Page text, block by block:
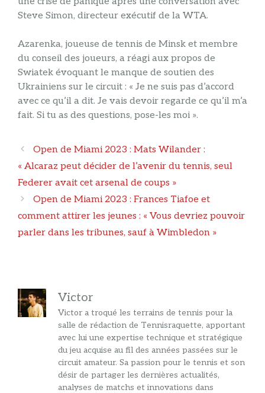
Steve Simon, directeur exécutif de la WTA.
Azarenka, joueuse de tennis de Minsk et membre
du conseil des joueurs, a réagi aux propos de
Swiatek évoquant le manque de soutien des
Ukrainiens sur le circuit : « Je ne suis pas d’accord
avec ce qu’il a dit. Je vais devoir regarde ce qu’il m’a
fait. Si tu as des questions, pose-les moi ».
Navigation
des
Open de Miami 2023 : Mats Wilander :
« Alcaraz peut décider de l’avenir du tennis, seul
Federer avait cet arsenal de coups »
Open de Miami 2023 : Frances Tiafoe et
comment attirer les jeunes : « Vous devriez pouvoir
parler dans les tribunes, sauf à Wimbledon »
Victor
Victor a troqué les terrains de tennis pour la
salle de rédaction de Tennisraquette, apportant
avec lui une expertise technique et stratégique
du jeu acquise au fil des années passées sur le
circuit amateur. Sa passion pour le tennis et son
désir de partager les dernières actualités,
analyses de matchs et innovations dans